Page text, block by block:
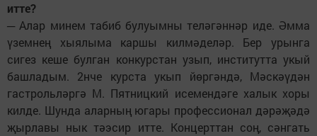
итте?
─ Алар минем табиб булуымны теләгәннәр иде. Әмма
үземнең хыялыма каршы килмәделәр. Бер урынга
сигез кеше булган конкурстан узып, институтта укый
башладым. 2нче курста укып йөргәндә, Мәскәүдән
гастрольләргә М. Пятницкий исемендәге халык хоры
килде. Шунда аларның югары профессионал дәрәҗәдә
җырлавы нык тәэсир итте. Концерттан соң, сәнгать